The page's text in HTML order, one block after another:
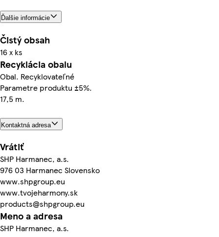
Ďalšie informácie
Čistý obsah
16 x ks
Recyklácia obalu
Obal. Recyklovateľné
Parametre produktu ±5%.
17,5 m.
Kontaktná adresa
Vrátiť
SHP Harmanec, a.s.
976 03 Harmanec Slovensko
www.shpgroup.eu
www.tvojeharmony.sk
products@shpgroup.eu
Meno a adresa
SHP Harmanec, a.s.